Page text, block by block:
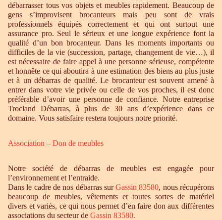
débarrasser tous vos objets et meubles rapidement. Beaucoup de
gens s’improvisent brocanteurs mais peu sont de vrais
professionnels équipés correctement et qui ont surtout une
assurance pro. Seul le sérieux et une longue expérience font la
qualité d’un bon brocanteur. Dans les moments importants ou
difficiles de la vie (succession, partage, changement de vie…), il
est nécessaire de faire appel à une personne sérieuse, compétente
et honnête ce qui aboutira à une estimation des biens au plus juste
et à un débarras de qualité. Le brocanteur est souvent amené à
entrer dans votre vie privée ou celle de vos proches, il est donc
préférable d’avoir une personne de confiance. Notre entreprise
Trocland Débarras, à plus de 30 ans d’expérience dans ce
domaine. Vous satisfaire restera toujours notre priorité.
Association – Don de meubles
Notre société de débarras de meubles est engagée pour
l’environnement et l’entraide.
Dans le cadre de nos débarras surGassin 83580, nous récupérons
beaucoup de meubles, vêtements et toutes sortes de matériel
divers et variés, ce qui nous permet d’en faire don aux différentes
associations du secteur de Gassin 83580.